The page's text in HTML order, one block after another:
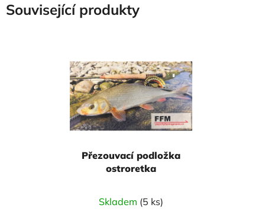
Související produkty
Přezouvací podložka
ostroretka
hodnocení
Skladem (5 ks)